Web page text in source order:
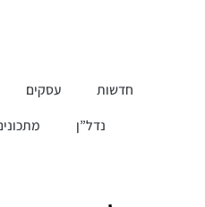
חדשות עסקים
נדל”ן